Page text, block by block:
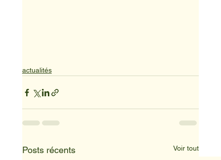
actualités
Posts récents Voir tout